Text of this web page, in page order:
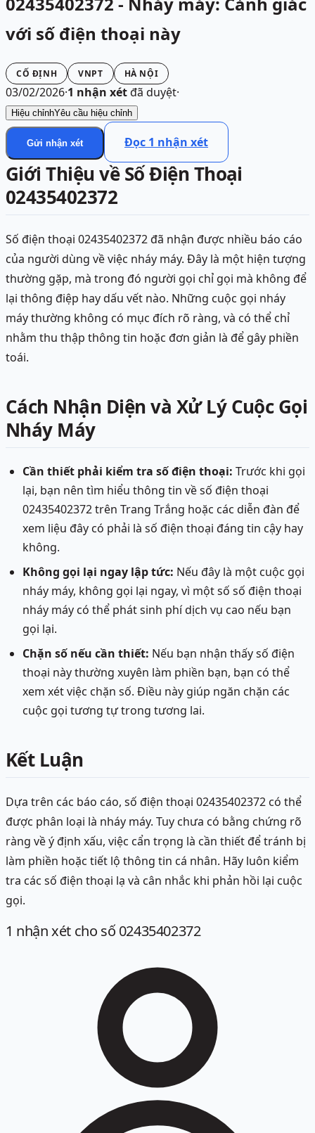
với số điện thoại này
CỐ ĐỊNH VNPT HÀ NỘI
03/02/2026·1 nhận xétđã duyệt·
Hiệu chỉnhYêu cầu hiệu chỉnh
Gửi nhận xét Đọc 1 nhận xét
Giới Thiệu về Số Điện Thoại
02435402372
Số điện thoại 02435402372 đã nhận được nhiều báo cáo
của người dùng về việc nháy máy. Đây là một hiện tượng
thường gặp, mà trong đó người gọi chỉ gọi mà không để
lại thông điệp hay dấu vết nào. Những cuộc gọi nháy
máy thường không có mục đích rõ ràng, và có thể chỉ
nhằm thu thập thông tin hoặc đơn giản là để gây phiền
toái.
Cách Nhận Diện và Xử Lý Cuộc Gọi
Nháy Máy
Cần thiết phải kiểm tra số điện thoại: Trước khi gọi
lại, bạn nên tìm hiểu thông tin về số điện thoại
02435402372 trên Trang Trắng hoặc các diễn đàn để
xem liệu đây có phải là số điện thoại đáng tin cậy hay
không.
Không gọi lại ngay lập tức: Nếu đây là một cuộc gọi
nháy máy, không gọi lại ngay, vì một số số điện thoại
nháy máy có thể phát sinh phí dịch vụ cao nếu bạn
gọi lại.
Chặn số nếu cần thiết: Nếu bạn nhận thấy số điện
thoại này thường xuyên làm phiền bạn, bạn có thể
xem xét việc chặn số. Điều này giúp ngăn chặn các
cuộc gọi tương tự trong tương lai.
Kết Luận
Dựa trên các báo cáo, số điện thoại 02435402372 có thể
được phân loại là nháy máy. Tuy chưa có bằng chứng rõ
ràng về ý định xấu, việc cẩn trọng là cần thiết để tránh bị
làm phiền hoặc tiết lộ thông tin cá nhân. Hãy luôn kiểm
tra các số điện thoại lạ và cân nhắc khi phản hồi lại cuộc
gọi.
1 nhận xét cho số 02435402372